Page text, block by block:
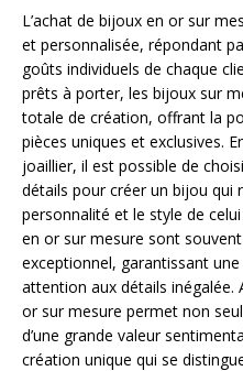
L’achat de bijoux en or sur
et personnalisée, répondant
goûts individuels de chaque
prêts à porter, les bijoux sur
totale de création, offrant la
pièces uniques et exclusives.
joaillier, il est possible de
détails pour créer un bijou qui
personnalité et le style de
en or sur mesure sont
exceptionnel, garantissant
attention aux détails inégalée.
or sur mesure permet non
d’une grande valeur
création unique qui se